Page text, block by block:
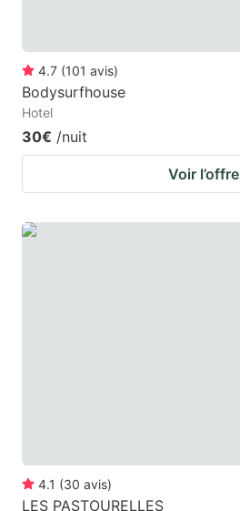
4.7 (101 avis)
Bodysurfhouse
Hotel
30€ /nuit
Voir l’offre
4.1 (30 avis)
LES PASTOURELLES